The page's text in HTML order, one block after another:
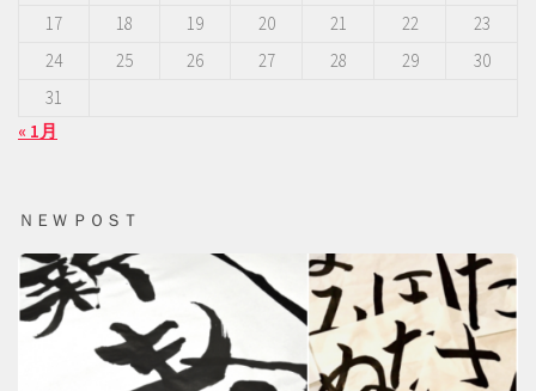
17
18 19 20 21 22
23
24
25 26 27 28 29
30
31
« 1月
ＮＥＷ ＰＯＳＴ